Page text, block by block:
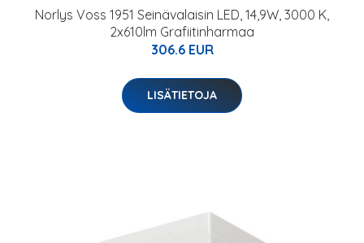
Norlys Voss 1951 Seinävalaisin LED, 14,9W, 3000 K,
2x610lm Grafiitinharmaa
306.6 EUR
LISÄTIETOJA